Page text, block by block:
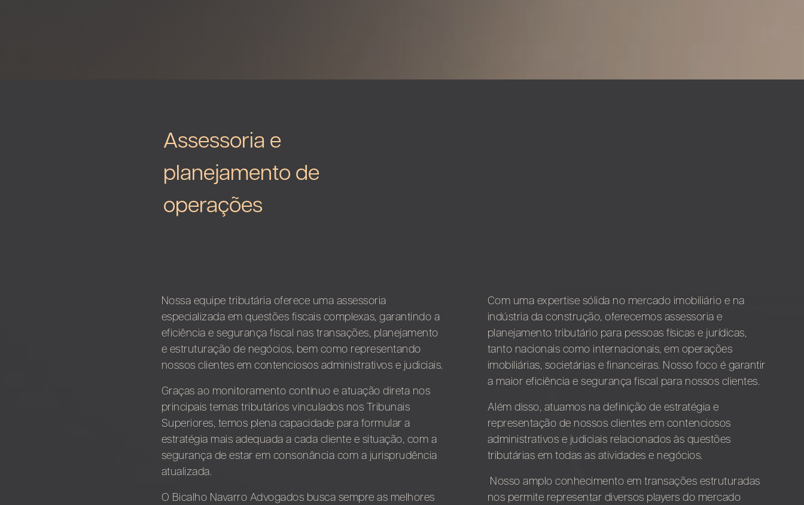
Assessoria e
planejamento de
operações
Nossa equipe tributária oferece uma assessoria
especializada em questões fiscais complexas, garantindo a
eficiência e segurança fiscal nas transações, planejamento
e estruturação de negócios, bem como representando
nossos clientes em contenciosos administrativos e judiciais.
Graças ao monitoramento contínuo e atuação direta nos
principais temas tributários vinculados nos Tribunais
Superiores, temos plena capacidade para formular a
estratégia mais adequada a cada cliente e situação, com a
segurança de estar em consonância com a jurisprudência
atualizada.
O Bicalho Navarro Advogados busca sempre as melhores
Com uma expertise sólida no mercado imobiliário e na
indústria da construção, oferecemos assessoria e
planejamento tributário para pessoas físicas e jurídicas,
tanto nacionais como internacionais, em operações
imobiliárias, societárias e financeiras. Nosso foco é garantir
a maior eficiência e segurança fiscal para nossos clientes.
Além disso, atuamos na definição de estratégia e
representação de nossos clientes em contenciosos
administrativos e judiciais relacionados às questões
tributárias em todas as atividades e negócios.
Nosso amplo conhecimento em transações estruturadas
nos permite representar diversos players do mercado